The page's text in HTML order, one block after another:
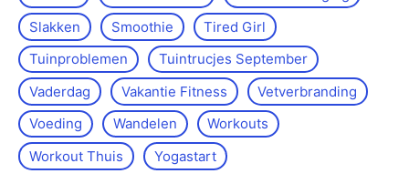
Slakken
Smoothie
Tired Girl
Tuinproblemen
Tuintrucjes September
Vaderdag
Vakantie Fitness
Vetverbranding
Voeding
Wandelen
Workouts
Workout Thuis
Yoga­start